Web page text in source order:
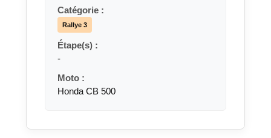
Catégorie :
Rallye 3
Étape(s) :
-
Moto :
Honda CB 500